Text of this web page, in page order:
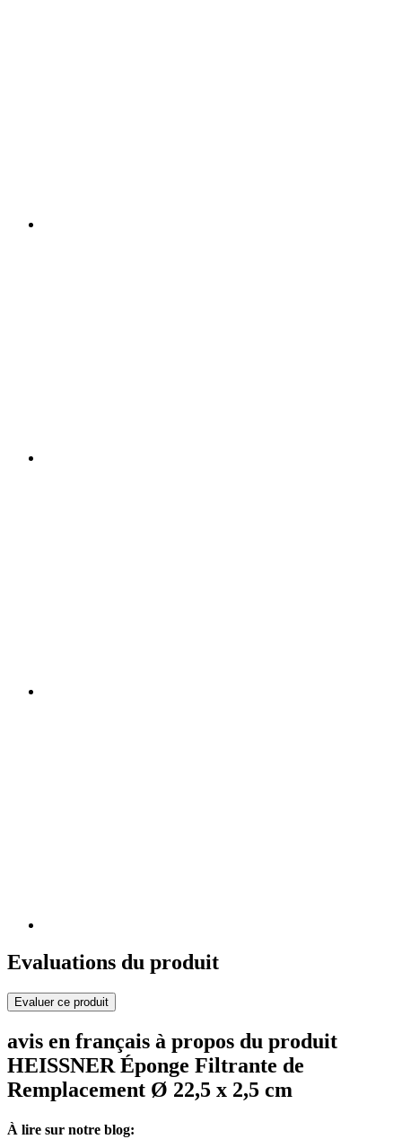
Evaluations du produit
Evaluer ce produit
avis en français à propos du produit
HEISSNER Éponge Filtrante de
Remplacement Ø 22,5 x 2,5 cm
À lire sur notre blog: